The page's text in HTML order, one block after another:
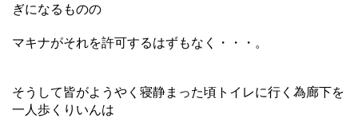
ぎになるものの
マキナがそれを許可するはずもなく・・・。
そうして皆がようやく寝静まった頃トイレに行く為廊下を
一人歩くりいんは